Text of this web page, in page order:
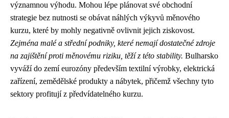
významnou výhodu. Mohou lépe plánovat své obchodní
strategie bez nutnosti se obávat náhlých výkyvů měnového
kurzu, které by mohly negativně ovlivnit jejich ziskovost.
Zejména malé a střední podniky, které nemají dostatečné zdroje
na zajištění proti měnovému riziku, těží z této stability. Bulharsko
vyváží do zemí eurozóny především textilní výrobky, elektrická
zařízení, zemědělské produkty a nábytek, přičemž všechny tyto
sektory profitují z předvídatelného kurzu.